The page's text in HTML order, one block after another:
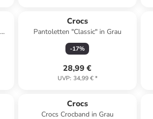
Crocs
Pantoletten "Classic" in Grau
-17%
28,99 €
UVP: 34,99 €*
Crocs
Crocs Crocband in Grau